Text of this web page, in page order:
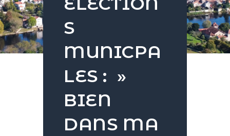
S
MUNICPA
LES : »
BIEN
DANS MA